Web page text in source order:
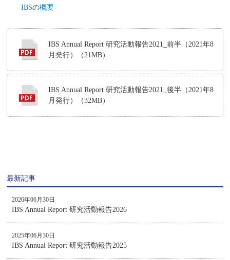
IBSの概要
IBS Annual Report 研究活動報告2021_前半（2021年8
月発行）（21MB）
IBS Annual Report 研究活動報告2021_後半（2021年8
月発行）（32MB）
最新記事
2026年06月30日
IBS Annual Report 研究活動報告2026
2025年06月30日
IBS Annual Report 研究活動報告2025